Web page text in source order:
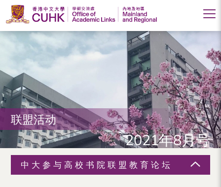
香
港
中
文
大
学
学
术
交
联盟活动
2021年8月号
中大参与高校书院联盟教育论坛